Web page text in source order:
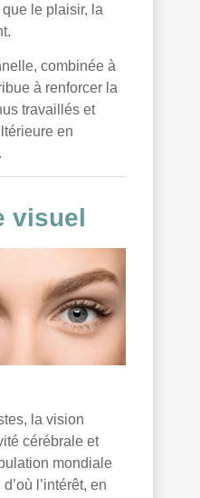
le plaisir, la
combinée à
à renforcer la
travaillés et
en
visuel
la vision
cérébrale et
mondiale
l’intérêt, en